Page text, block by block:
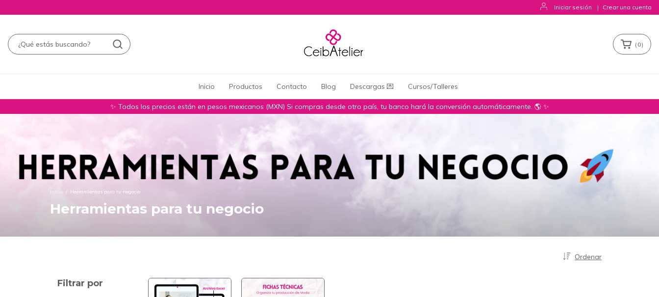
Iniciar sesión | Crear una cuenta
✨ Todos los precios están en pesos mexicanos (MXN) Si compras desde otro país, tu banco hará la conversión automáticamente. 🌎 ✨
( 0)
Inicio Productos Contacto Blog Descargas 💌 Cursos/Talleres
Inicio Herramientas para tu negocio
Herramientas para tu negocio
Ordenar
Filtrar por